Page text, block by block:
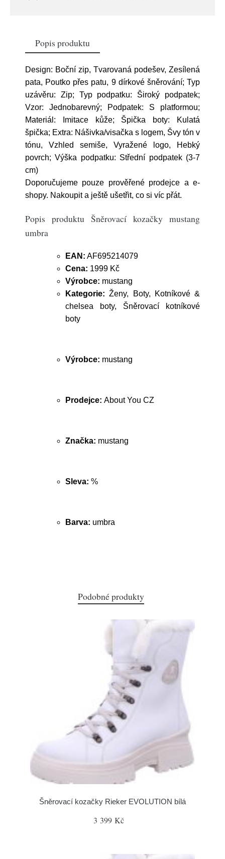
Popis produktu
Design: Boční zip, Tvarovaná podešev, Zesílená
pata, Poutko přes patu, 9 dírkové šněrování; Typ
uzávěru: Zip; Typ podpatku: Široký podpatek;
Vzor: Jednobarevný; Podpatek: S platformou;
Materiál: Imitace kůže; Špička boty: Kulatá
špička; Extra: Nášivka/visačka s logem, Švy tón v
tónu, Vzhled semiše, Vyražené logo, Hebký
povrch; Výška podpatku: Střední podpatek (3-7
cm)
Doporučujeme pouze prověřené prodejce a e-
shopy. Nakoupit a ještě ušetřit, co si víc přát.
Popis produktu Šněrovací kozačky mustang
umbra
EAN: AF695214079
Cena: 1999 Kč
Výrobce: mustang
Kategorie: Ženy, Boty, Kotníkové &
chelsea boty, Šněrovací kotníkové
boty
Výrobce: mustang
Prodejce: About You CZ
Značka: mustang
Sleva: %
Barva: umbra
Podobné produkty
Šněrovací kozačky Rieker EVOLUTION bílá
3 399 Kč